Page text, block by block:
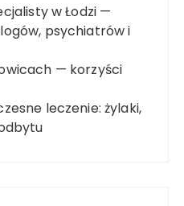
w Łodzi —
psychiatrów i
— korzyści
leczenie: żylaki,